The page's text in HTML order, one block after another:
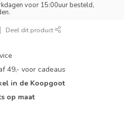
voor 15:00uur besteld,
Deel dit product
49,- voor cadeaus
in de Koopgoot
op maat